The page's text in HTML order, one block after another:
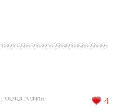
|ФОТОГРАФИЯ 4